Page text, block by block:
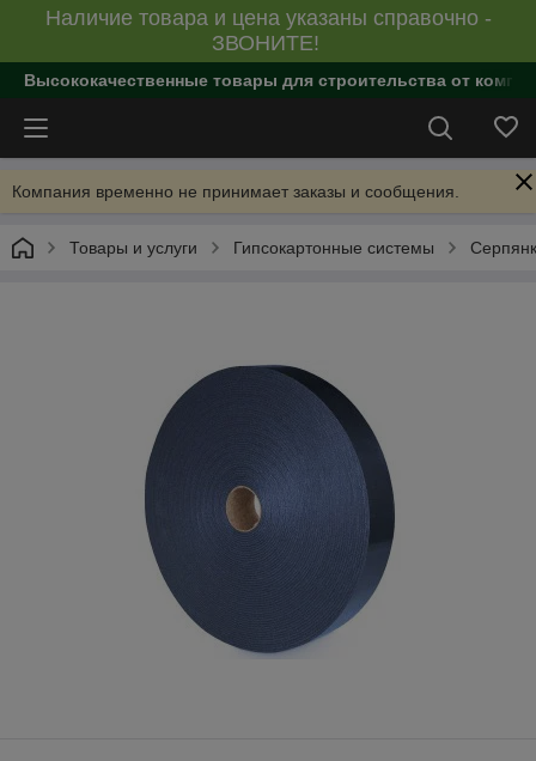
Наличие товара и цена указаны справочно -
ЗВОНИТЕ!
Высококачественные товары для строительства от
Компания временно не принимает заказы и сообщения.
Товары и услуги Гипсокартонные системы